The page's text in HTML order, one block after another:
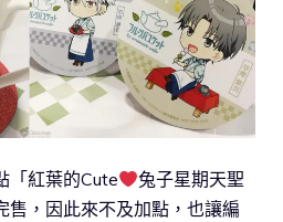
「紅葉的Cute
兔子星期天聖
售，因此來不及加點，也讓編